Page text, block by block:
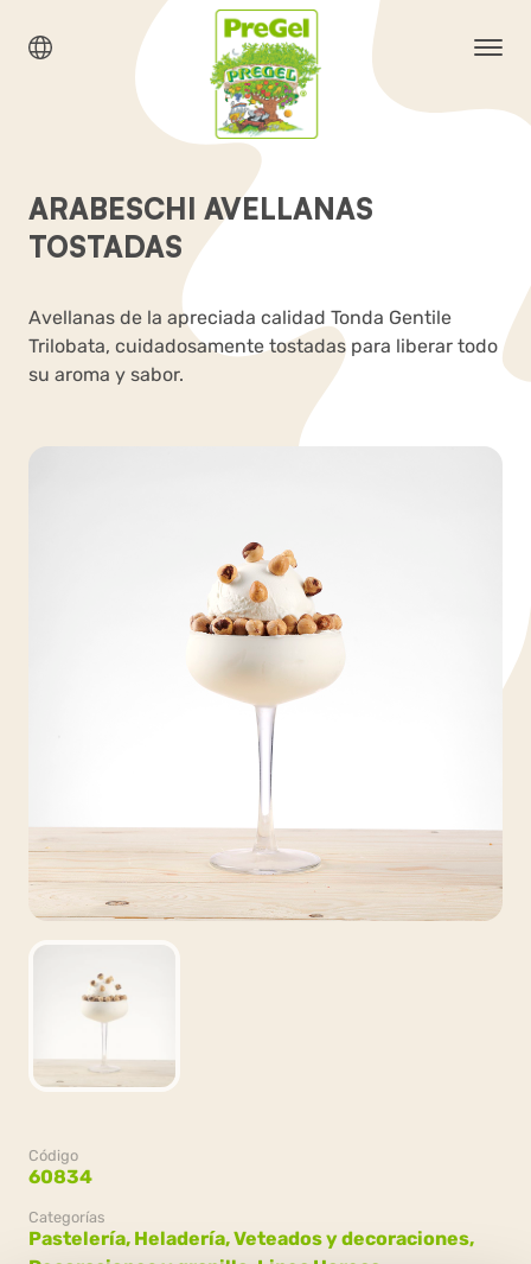
ARABESCHI AVELLANAS
TOSTADAS
Avellanas de la apreciada calidad Tonda Gentile
Trilobata, cuidadosamente tostadas para liberar todo
su aroma y sabor.
Código
60834
Categorías
Pastelería, Heladería,Veteados y decoraciones,